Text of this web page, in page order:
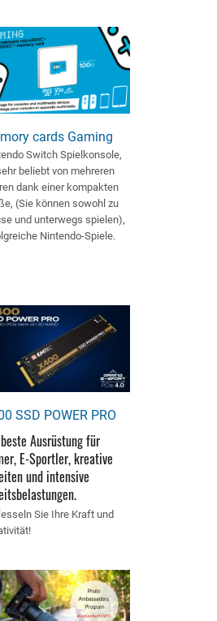
cards Gaming
Switch Spielkonsole,
beliebt von mehreren
dank einer kompakten
(Sie können sowohl zu
und unterwegs spielen),
Nintendo-Spiele.
SSD POWER PRO
Ausrüstung für
E-Sportler, kreative
und intensive
Sie Ihre Kraft und